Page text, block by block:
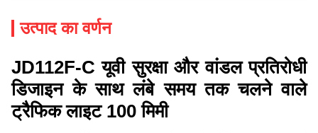
उत्पाद का वर्णन
JD112F-C यूवी सुरक्षा और वांडल प्रतिरोधी
डिजाइन के साथ लंबे समय तक चलने वाले
ट्रैफिक लाइट 100 मिमी